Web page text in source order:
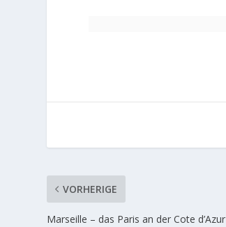
VORHERIGE
Marseille – das Paris an der Cote d’Azur